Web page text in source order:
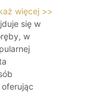
więcej >>
się w
w